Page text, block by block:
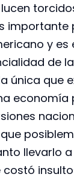
importante
y es
de
única que
economía
llevarlo
costó